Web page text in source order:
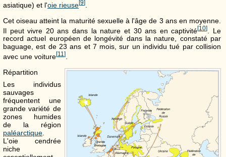
asiatique) et l'oie rieuse[9].
Cet oiseau atteint la maturité sexuelle à l'âge de 3 ans en moyenne.
Il peut vivre 20 ans dans la nature et 30 ans en captivité[10] . Le
record actuel européen de longévité dans la nature, constaté par
baguage, est de 23 ans et 7 mois, sur un individu tué par collision
avec une voiture[11].
Répartition
Les individus
sauvages
fréquentent une
grande variété de
zones humides
de la région
paléarctique
L'oie cendrée
niche